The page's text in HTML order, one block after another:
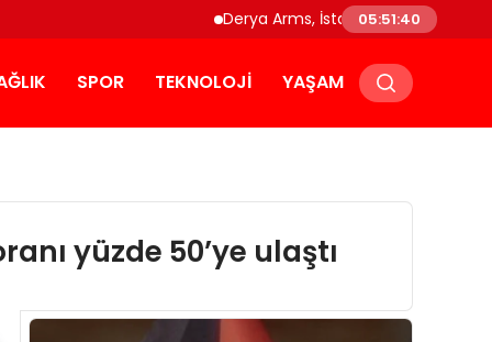
Derya Arms, İstanbul Prohunt 2026’da
05:51:41
SPOR TEKNOLOJI YAŞAM
yüzde 50’ye ulaştı